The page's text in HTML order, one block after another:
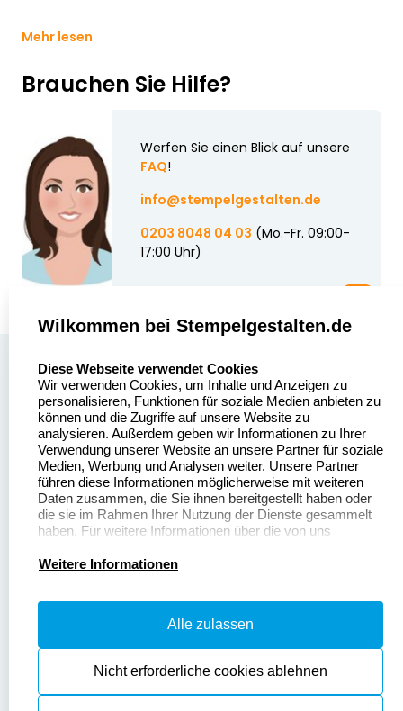
Mehr lesen
Brauchen Sie Hilfe?
Werfen Sie einen Blick auf unsere
FAQ!
info@stempelgestalten.de
0203 8048 04 03 (Mo.-Fr. 09:00-
17:00 Uhr)
Stempelgestalten.de
Asterlager Straße 97
47228 Duisburg
Deutschland
Über uns
Sitemap
Alle
Stempelinformationen
Dateivorgaben
Fragen & Antworten
Datenschutzerklärung
Widerrufsrecht
Zahlung & Versand
Widerruf & Rückgabe
Wilkommen bei Stempelgestalten.de
Diese Webseite verwendet Cookies
Wir verwenden Cookies, um Inhalte und Anzeigen zu
personalisieren, Funktionen für soziale Medien anbieten zu
können und die Zugriffe auf unsere Website zu
analysieren. Außerdem geben wir Informationen zu Ihrer
Verwendung unserer Website an unsere Partner für soziale
Medien, Werbung und Analysen weiter. Unsere Partner
führen diese Informationen möglicherweise mit weiteren
Daten zusammen, die Sie ihnen bereitgestellt haben oder
die sie im Rahmen Ihrer Nutzung der Dienste gesammelt
haben. Für weitere Informationen über die von uns
Datenschutzerklärung.
Weitere Informationen
Alle zulassen
Nicht erforderliche cookies ablehnen